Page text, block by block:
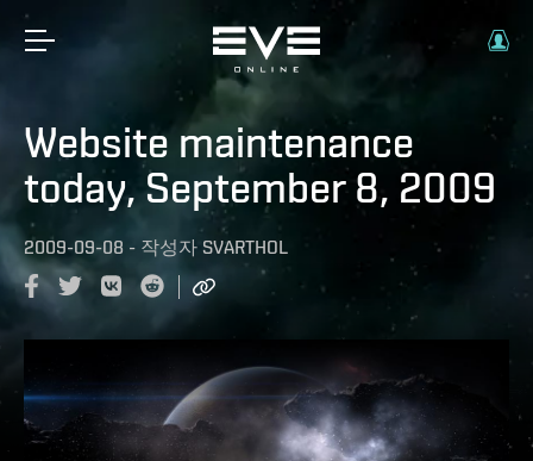
Website maintenance
today, September 8, 2009
2009-09-08 - 작성자 SVARTHOL